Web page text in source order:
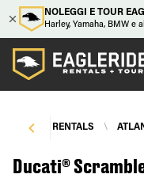
NOLEGGI E TOUR
Harley, Yamaha, BMW e
RENTALS \
Ducati®